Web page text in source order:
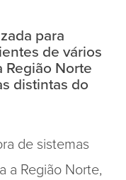
para
de vários
Região Norte
distintas do
de sistemas
a Região Norte,